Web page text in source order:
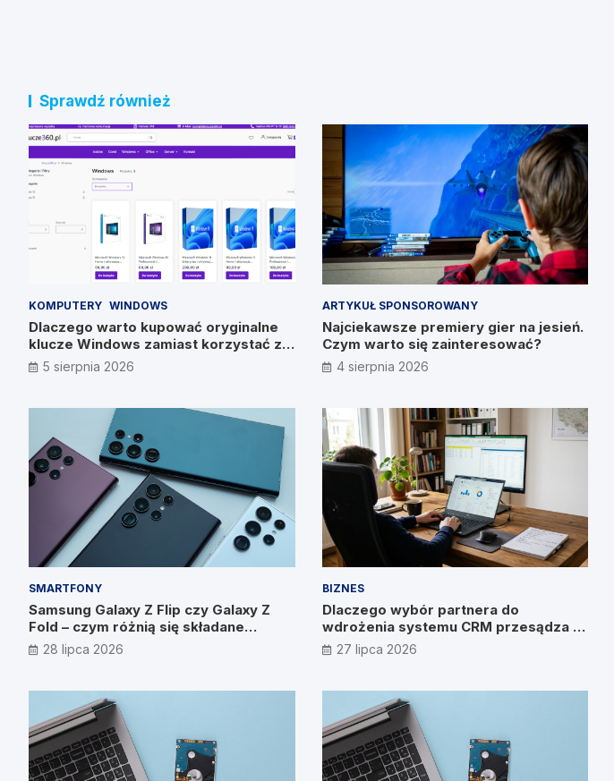
Sprawdź również
KOMPUTERY WINDOWS
Dlaczego warto kupować oryginalne
klucze Windows zamiast korzystać z
nieautoryzowanych źródeł?
5 sierpnia 2026
ARTYKUŁ SPONSOROWANY
Najciekawsze premiery gier na jesień.
Czym warto się zainteresować?
4 sierpnia 2026
SMARTFONY
Samsung Galaxy Z Flip czy Galaxy Z
Fold – czym różnią się składane
smartfony?
28 lipca 2026
BIZNES
Dlaczego wybór partnera do
wdrożenia systemu CRM przesądza o
wyniku? Wywiad z Pawłem
Prymakowskim, CEO IT Vision
27 lipca 2026